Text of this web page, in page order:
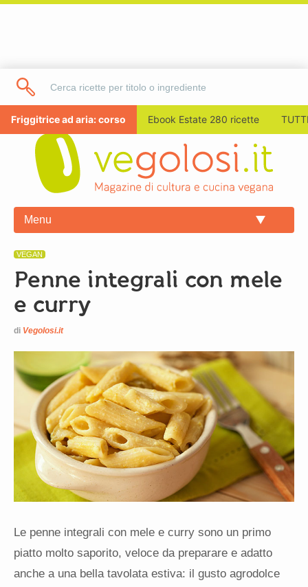
Friggitrice ad aria: corso Ebook Estate 280 ricette
Menu
VEGAN
Penne integrali con mele
e curry
di Vegolosi.it
Le penne integrali con mele e curry sono un primo
piatto molto saporito, veloce da preparare e adatto
anche a una bella tavolata estiva: il gusto agrodolce